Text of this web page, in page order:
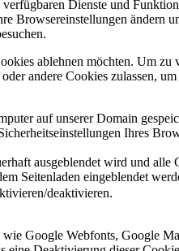
Dienste und
Browsereinstellungen ändern
ablehnen möchten. Um
andere Cookies zulassen,
auf unserer Domain
Ihres
ausgeblendet wird und
Seitenladen eingeblendet
deaktivieren.
Google Webfonts, Google